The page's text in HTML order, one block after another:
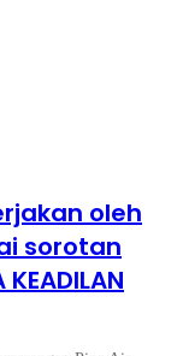
oleh
sorotan